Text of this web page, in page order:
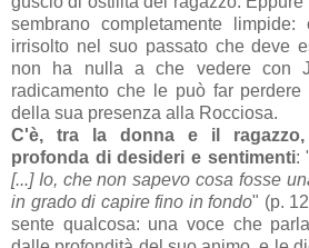
sembrano completamente
irrisolto nel suo passato che deve
non ha nulla a che vedere con
radicamento che le può far
della sua presenza alla Rocciosa.
C'è, tra la donna e il ragazzo,
profonda di desideri e sentimenti:
[...] Io, che non sapevo cosa fosse
in grado di capire fino in fondo" (p.
sente qualcosa: una voce che